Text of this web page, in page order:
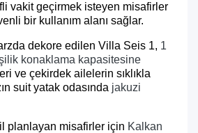
vakit geçirmek isteyen misafirler
bir kullanım alanı sağlar.
dekore edilen Villa Seis 1, 1
konaklama kapasitesine
ve çekirdek ailelerin sıklıkla
suit yatak odasında jakuzi
planlayan misafirler için Kalkan